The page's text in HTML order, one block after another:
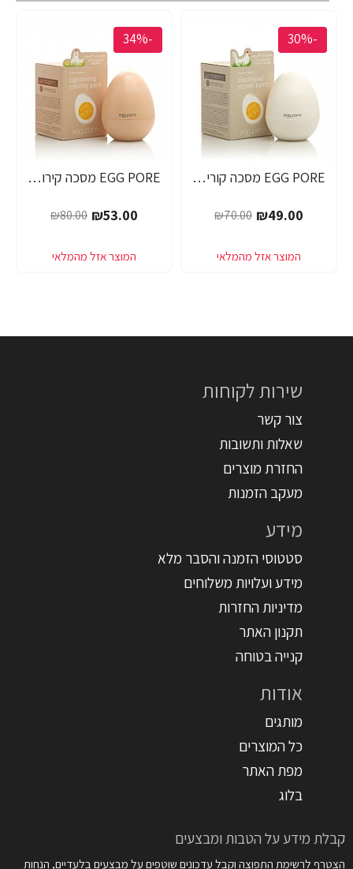
-30%
EGG PORE מסכה קוריאנית לניקוי ראשים שחורים 30 גרם - מבית Tony Moly
₪49.00
₪70.00
-34%
EGG PORE מסכה קירור לכיווץ נקבוביות 30 גרם - מבית Tony Moly
₪53.00
₪80.00
שירות לקוחות
צור קשר
שאלות ותשובות
החזרת מוצרים
מעקב הזמנות
מידע
סטטוסי הזמנה והסבר מלא
מידע ועלויות משלוחים
מדיניות החזרות
תקנון האתר
קנייה בטוחה
אודות
מותגים
כל המוצרים
מפת האתר
בלוג
קבלת מידע על הטבות ומבצעים
הצטרף לרשימת התפוצה וקבל עדכונים שוטפים על מבצעים בלעדיים, הנחות